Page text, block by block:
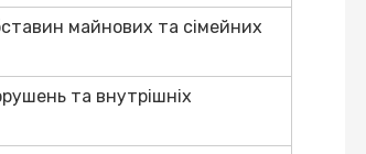
майнових та сімейних
та внутрішніх